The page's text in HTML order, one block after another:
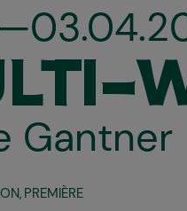
Gantner
, PREMIÈRE